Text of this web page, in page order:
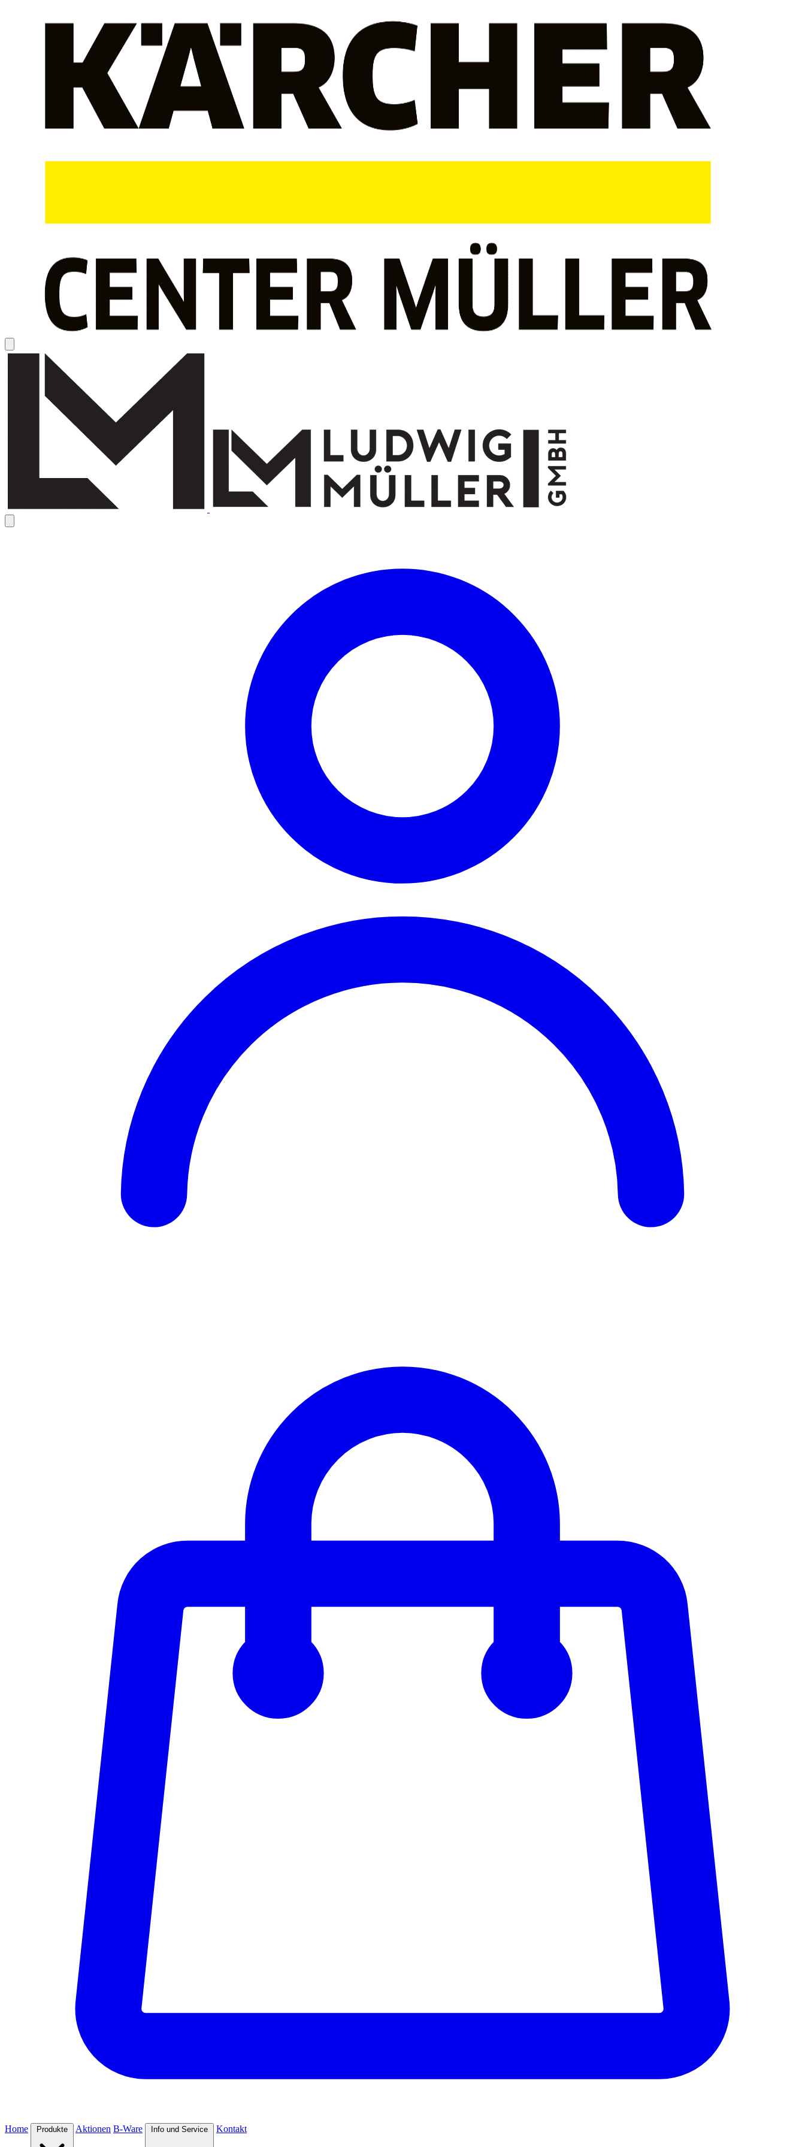
Home Produkte Aktionen B-Ware Info und Service Kontakt